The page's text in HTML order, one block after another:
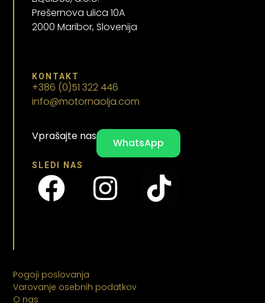
Prešernova ulica 10A
2000 Maribor, Slovenija
KONTAKT
+386 (0)51 322 446
info@motornaolja.com
Vprašajte nas
WhatsApp
SLEDI NAS
Pogoji poslovanja
Varovanje osebnih podatkov
O nas